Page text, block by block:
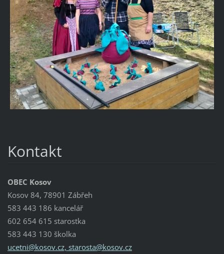
Kontakt
OBEC Kosov
Kosov 84, 78901 Zábřeh
583 443 186 kancelář
602 654 615 starostka
583 443 130 školka
ucetni@kosov.cz, starosta@kosov.cz